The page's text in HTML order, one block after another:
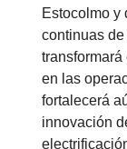
Estocolmo y
continuas
en las
fortalecerá
innovación